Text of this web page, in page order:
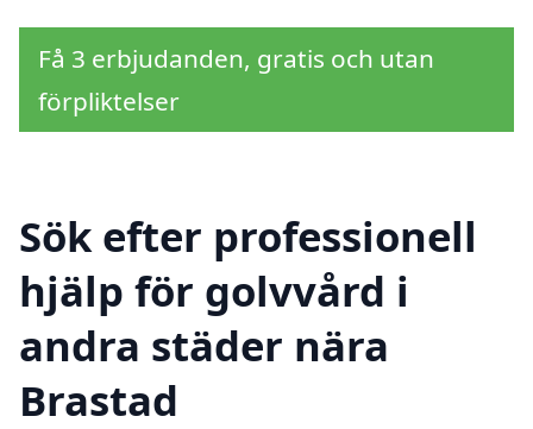
Få 3 erbjudanden, gratis och utan
förpliktelser
Sök efter professionell
hjälp för golvvård i
andra städer nära
Brastad